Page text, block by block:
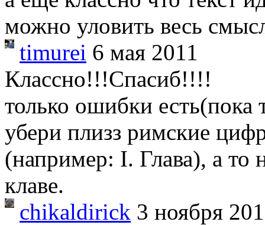
можно уловить весь
timurei 6 мая 2011
Классно!!!Спасиб!!!!
только ошибки
убери плизз римские
(например: I. Глава), а то
клаве.
chikaldirick 3 ноября